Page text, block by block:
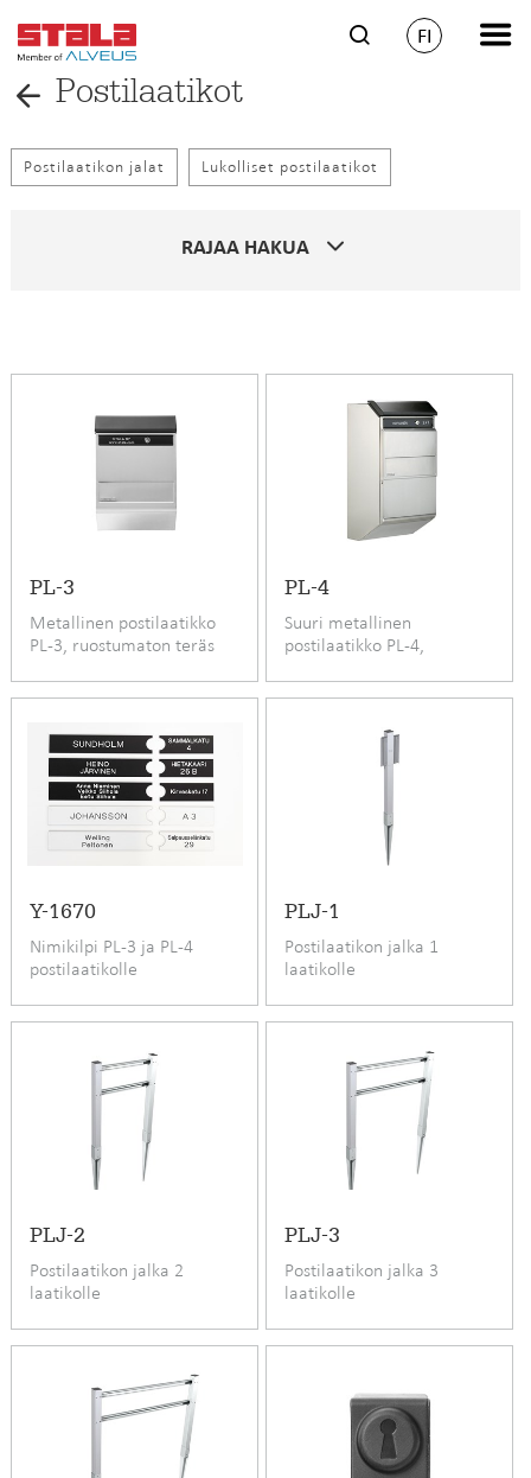
FI
Postilaatikot
Postilaatikon jalat Lukolliset postilaatikot
RAJAA HAKUA
PL-3
Metallinen postilaatikko
PL-3, ruostumaton teräs
PL-4
Suuri metallinen
postilaatikko PL-4,
Y-1670
Nimikilpi PL-3 ja PL-4
postilaatikolle
PLJ-1
Postilaatikon jalka 1
laatikolle
PLJ-2
Postilaatikon jalka 2
laatikolle
PLJ-3
Postilaatikon jalka 3
laatikolle